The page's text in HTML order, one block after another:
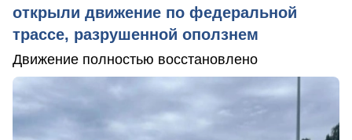
открыли движение по федеральной
трассе, разрушенной оползнем
Движение полностью восстановлено